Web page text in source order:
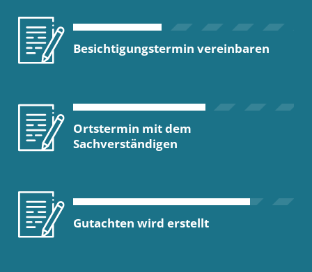
Besichtigungstermin vereinbaren
Ortstermin mit dem
Sachverständigen
Gutachten wird erstellt